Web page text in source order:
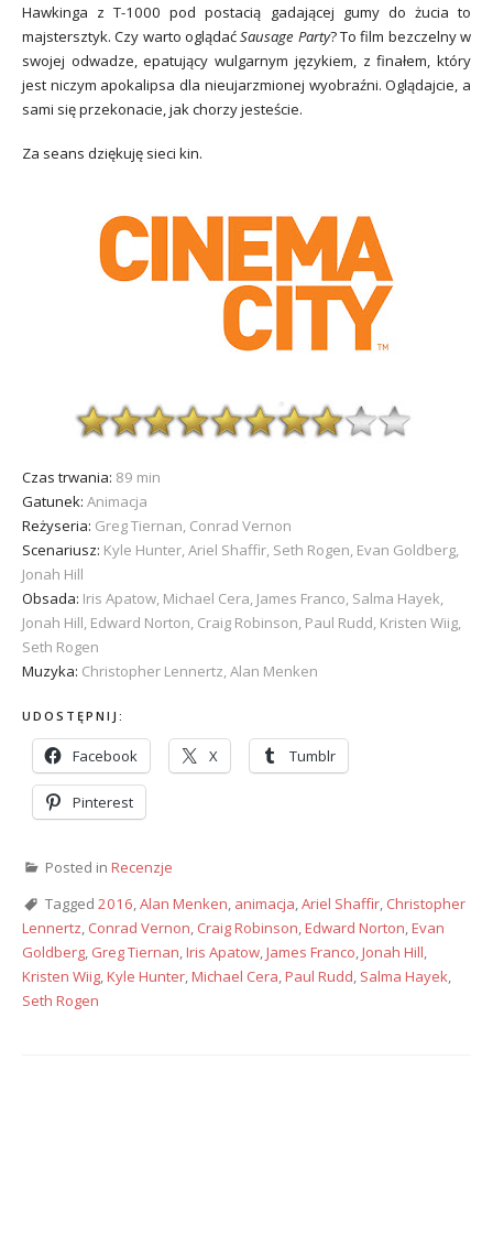
Hawkinga z T-1000 pod postacią gadającej gumy do żucia to
majstersztyk. Czy warto oglądaćSausage Party? To film bezczelny w
swojej odwadze, epatujący wulgarnym językiem, z finałem, który
jest niczym apokalipsa dla nieujarzmionej wyobraźni. Oglądajcie, a
sami się przekonacie, jak chorzy jesteście.
Za seans dziękuję sieci kin.
Czas trwania: 89 min
Gatunek: Animacja
Reżyseria: Greg Tiernan, Conrad Vernon
Scenariusz: Kyle Hunter, Ariel Shaffir, Seth Rogen, Evan Goldberg,
Jonah Hill
Obsada: Iris Apatow, Michael Cera, James Franco, Salma Hayek,
Jonah Hill, Edward Norton, Craig Robinson, Paul Rudd, Kristen Wiig,
Seth Rogen
Muzyka: Christopher Lennertz, Alan Menken
UDOSTĘPNIJ:
Facebook X Tumblr
Pinterest
Posted in Recenzje
Tagged 2016,Alan Menken, animacja,Ariel Shaffir, Christopher
Lennertz, Conrad Vernon, Craig Robinson,Edward Norton,Evan
Goldberg, Greg Tiernan,Iris Apatow,James Franco,Jonah Hill,
Kristen Wiig,Kyle Hunter,Michael Cera,Paul Rudd, Salma Hayek,
Seth Rogen